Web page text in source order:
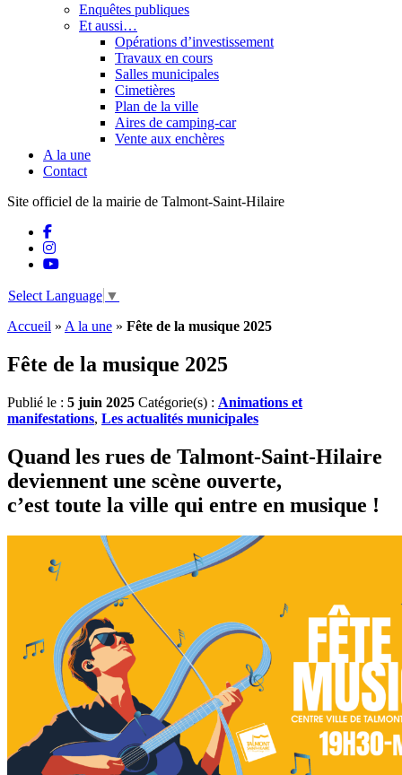
Enquêtes publiques
Et aussi…
Opérations d’investissement
Travaux en cours
Salles municipales
Cimetières
Plan de la ville
Aires de camping-car
Vente aux enchères
A la une
Contact
Site officiel de la mairie de Talmont-Saint-Hilaire
Select Language ▼
Accueil » A la une » Fête de la musique 2025
Fête de la musique 2025
Publié le : 5 juin 2025 Catégorie(s) : Animations et
manifestations, Les actualités municipales
Quand les rues de Talmont-Saint-Hilaire
deviennent une scène ouverte,
c’est toute la ville qui entre en musique !